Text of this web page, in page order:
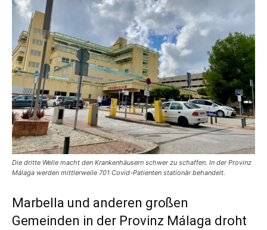
Die dritte Welle macht den Krankenhäusern schwer zu schaffen. In der Provinz
Málaga werden mittlerweile 701 Covid-Patienten stationär behandelt.
Marbella und anderen großen
Gemeinden in der Provinz Málaga droht